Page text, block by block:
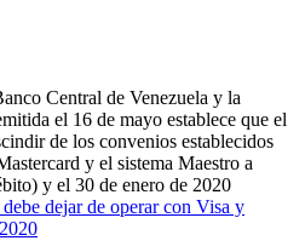
Central de Venezuela y la
el 16 de mayo establece que el
de los convenios establecidos
y el sistema Maestro a
y el 30 de enero de 2020
dejar de operar con Visa y